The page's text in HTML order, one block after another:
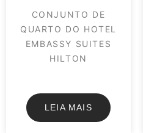
CONJUNTO DE
QUARTO DO HOTEL
EMBASSY SUITES
HILTON
LEIA MAIS